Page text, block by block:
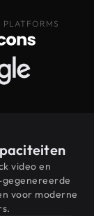
video en
gegenereerde
voor moderne